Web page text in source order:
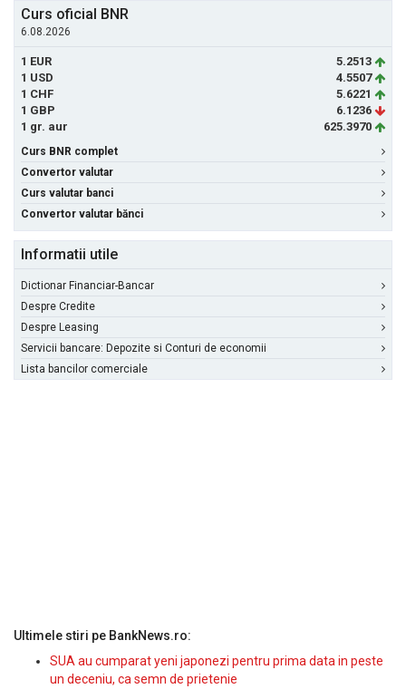
Curs oficial BNR
6.08.2026
1 EUR
5.2513
1 USD
4.5507
1 CHF
5.6221
1 GBP
6.1236
1 gr. aur
625.3970
Curs BNR complet
Convertor valutar
Curs valutar banci
Convertor valutar bănci
Informatii utile
Dictionar Financiar-Bancar
Despre Credite
Despre Leasing
Servicii bancare: Depozite si Conturi de economii
Lista bancilor comerciale
Ultimele stiri pe BankNews.ro:
SUA au cumparat yeni japonezi pentru prima data in peste
un deceniu, ca semn de prietenie